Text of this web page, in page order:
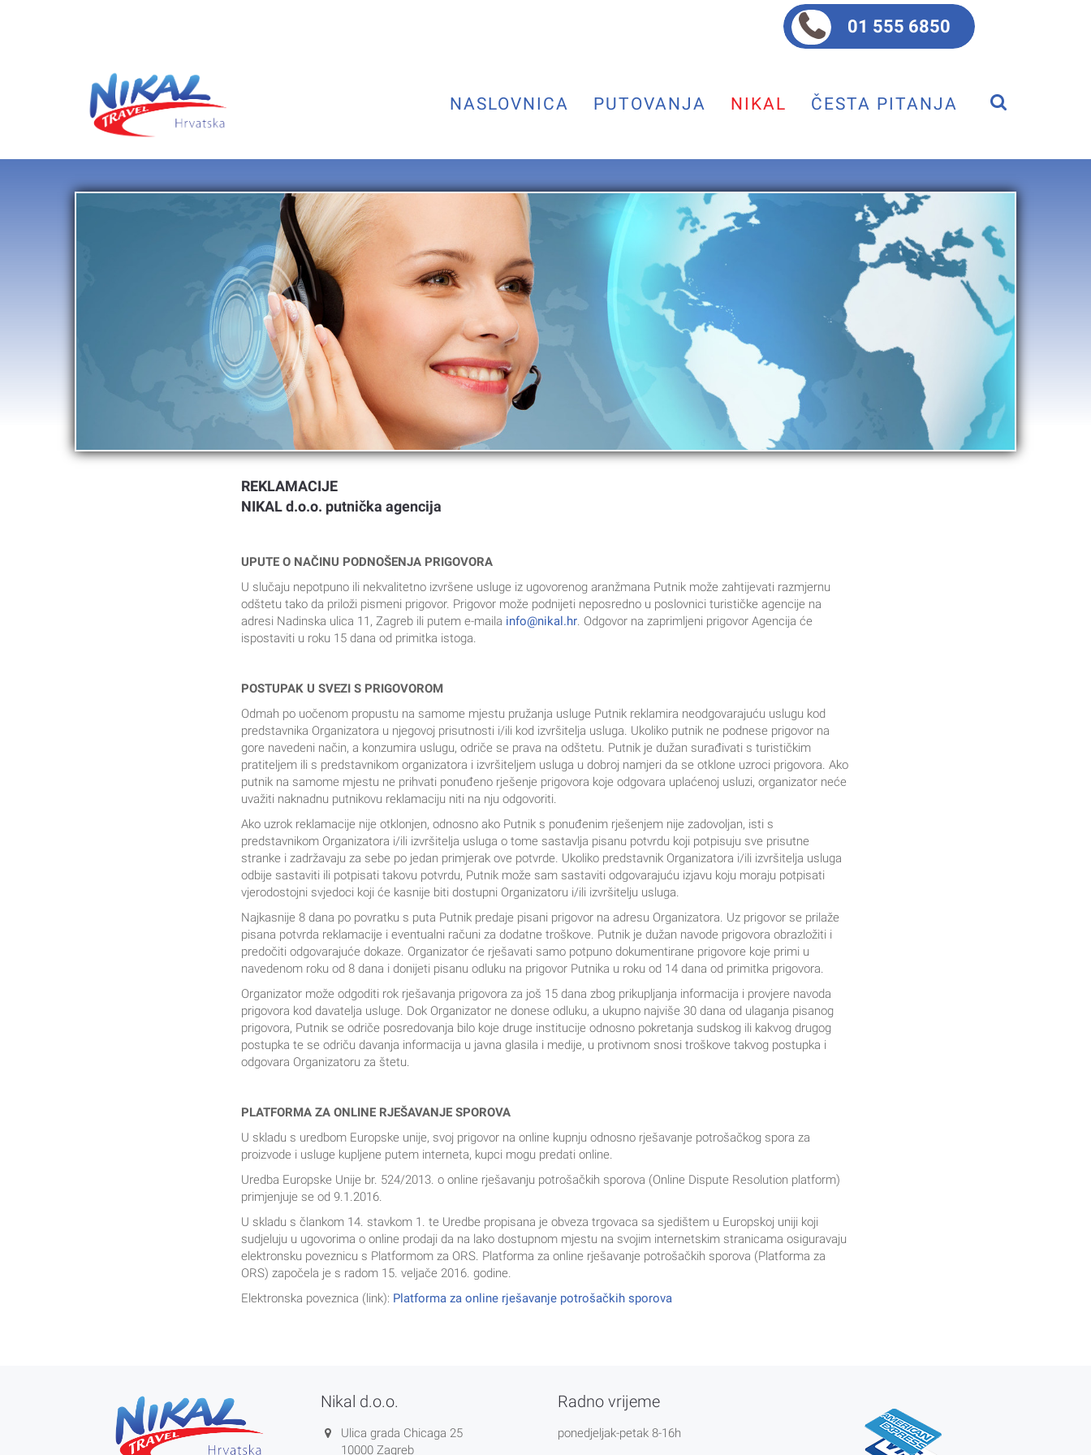
01 555 6850
NASLOVNICA PUTOVANJA NIKAL ČESTA PITANJA
REKLAMACIJE
NIKAL d.o.o. putnička agencija
UPUTE O NAČINU PODNOŠENJA PRIGOVORA
U slučaju nepotpuno ili nekvalitetno izvršene usluge iz ugovorenog aranžmana Putnik može zahtijevati razmjernu
odštetu tako da priloži pismeni prigovor. Prigovor može podnijeti neposredno u poslovnici turističke agencije na
adresi Nadinska ulica 11, Zagreb ili putem e-maila info@nikal.hr. Odgovor na zaprimljeni prigovor Agencija će
ispostaviti u roku 15 dana od primitka istoga.
POSTUPAK U SVEZI S PRIGOVOROM
Odmah po uočenom propustu na samome mjestu pružanja usluge Putnik reklamira neodgovarajuću uslugu kod
predstavnika Organizatora u njegovoj prisutnosti i/ili kod izvršitelja usluga. Ukoliko putnik ne podnese prigovor na
gore navedeni način, a konzumira uslugu, odriče se prava na odštetu. Putnik je dužan surađivati s turističkim
pratiteljem ili s predstavnikom organizatora i izvršiteljem usluga u dobroj namjeri da se otklone uzroci prigovora. Ako
putnik na samome mjestu ne prihvati ponuđeno rješenje prigovora koje odgovara uplaćenoj usluzi, organizator neće
uvažiti naknadnu putnikovu reklamaciju niti na nju odgovoriti.
Ako uzrok reklamacije nije otklonjen, odnosno ako Putnik s ponuđenim rješenjem nije zadovoljan, isti s
predstavnikom Organizatora i/ili izvršitelja usluga o tome sastavlja pisanu potvrdu koji potpisuju sve prisutne
stranke i zadržavaju za sebe po jedan primjerak ove potvrde. Ukoliko predstavnik Organizatora i/ili izvršitelja usluga
odbije sastaviti ili potpisati takovu potvrdu, Putnik može sam sastaviti odgovarajuću izjavu koju moraju potpisati
vjerodostojni svjedoci koji će kasnije biti dostupni Organizatoru i/ili izvršitelju usluga.
Najkasnije 8 dana po povratku s puta Putnik predaje pisani prigovor na adresu Organizatora. Uz prigovor se prilaže
pisana potvrda reklamacije i eventualni računi za dodatne troškove. Putnik je dužan navode prigovora obrazložiti i
predočiti odgovarajuće dokaze. Organizator će rješavati samo potpuno dokumentirane prigovore koje primi u
navedenom roku od 8 dana i donijeti pisanu odluku na prigovor Putnika u roku od 14 dana od primitka prigovora.
Organizator može odgoditi rok rješavanja prigovora za još 15 dana zbog prikupljanja informacija i provjere navoda
prigovora kod davatelja usluge. Dok Organizator ne donese odluku, a ukupno najviše 30 dana od ulaganja pisanog
prigovora, Putnik se odriče posredovanja bilo koje druge institucije odnosno pokretanja sudskog ili kakvog drugog
postupka te se odriču davanja informacija u javna glasila i medije, u protivnom snosi troškove takvog postupka i
odgovara Organizatoru za štetu.
PLATFORMA ZA ONLINE RJEŠAVANJE SPOROVA
U skladu s uredbom Europske unije, svoj prigovor na online kupnju odnosno rješavanje potrošačkog spora za
proizvode i usluge kupljene putem interneta, kupci mogu predati online.
Uredba Europske Unije br. 524/2013. o online rješavanju potrošačkih sporova (Online Dispute Resolution platform)
primjenjuje se od 9.1.2016.
U skladu s člankom 14. stavkom 1. te Uredbe propisana je obveza trgovaca sa sjedištem u Europskoj uniji koji
sudjeluju u ugovorima o online prodaji da na lako dostupnom mjestu na svojim internetskim stranicama osiguravaju
elektronsku poveznicu s Platformom za ORS. Platforma za online rješavanje potrošačkih sporova (Platforma za
ORS) započela je s radom 15. veljače 2016. godine.
Elektronska poveznica (link): Platforma za online rješavanje potrošačkih sporova
Nikal d.o.o.
Ulica grada Chicaga 25
10000 Zagreb
Radno vrijeme
ponedjeljak-petak 8-16h